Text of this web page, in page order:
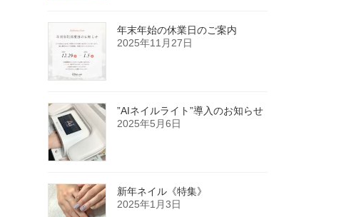
年末年始の休業日のご案内
2025年11月27日
”AIネイルライト”導入のお知らせ
2025年5月6日
新年ネイル《特集》
2025年1月3日